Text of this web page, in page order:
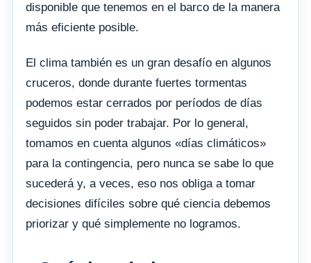
disponible que tenemos en el barco de la manera
más eficiente posible.
El clima también es un gran desafío en algunos
cruceros, donde durante fuertes tormentas
podemos estar cerrados por períodos de días
seguidos sin poder trabajar. Por lo general,
tomamos en cuenta algunos «días climáticos»
para la contingencia, pero nunca se sabe lo que
sucederá y, a veces, eso nos obliga a tomar
decisiones difíciles sobre qué ciencia debemos
priorizar y qué simplemente no logramos.